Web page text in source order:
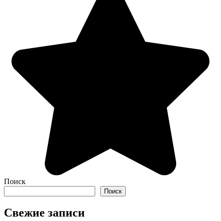
Поиск
Поиск
Свежие записи